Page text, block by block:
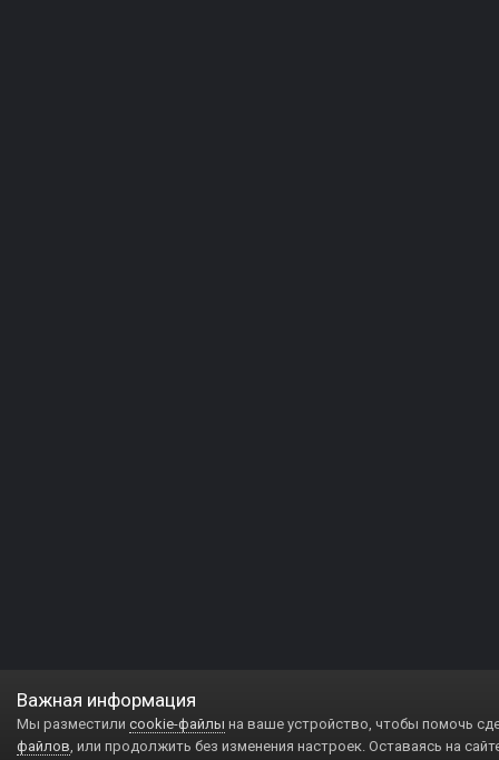
Важная информация
Мы разместили cookie-файлы на ваше устройство, чтобы помочь
файлов, или продолжить без изменения настроек. Оставаясь на